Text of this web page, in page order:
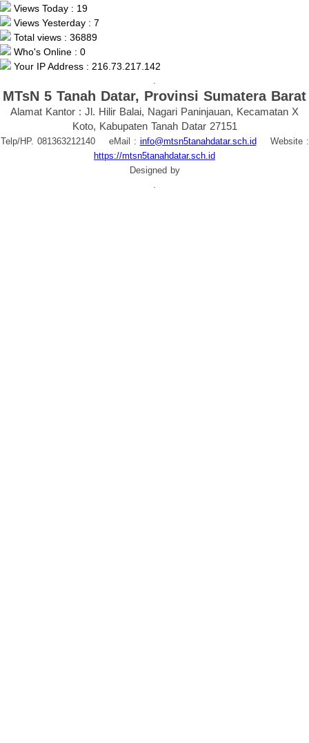
Views Today : 19
Views Yesterday : 7
Total views : 36889
Who's Online : 0
Your IP Address : 216.73.217.142
MTsN 5 Tanah Datar, Provinsi Sumatera Barat
Alamat Kantor : Jl. Hilir Balai, Nagari Paninjauan, Kecamatan X
Koto, Kabupaten Tanah Datar 27151
Telp/HP. 081363212140 eMail : info@mtsn5tanahdatar.sch.id
Website :
https://mtsn5tanahdatar.sch.id
Designed by